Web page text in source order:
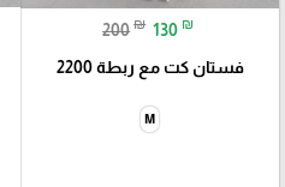
200 ₪ 130 ₪
فستان كت مع ربطة 2200
M